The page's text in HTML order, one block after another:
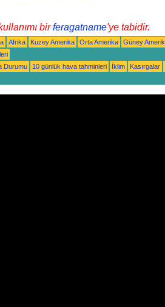
birferagatname'ye tabidir.
Afrika Kuzey Amerika Orta Amerika
Güney
Durumu 10 günlük hava tahminleri İklim
Kasırgalar